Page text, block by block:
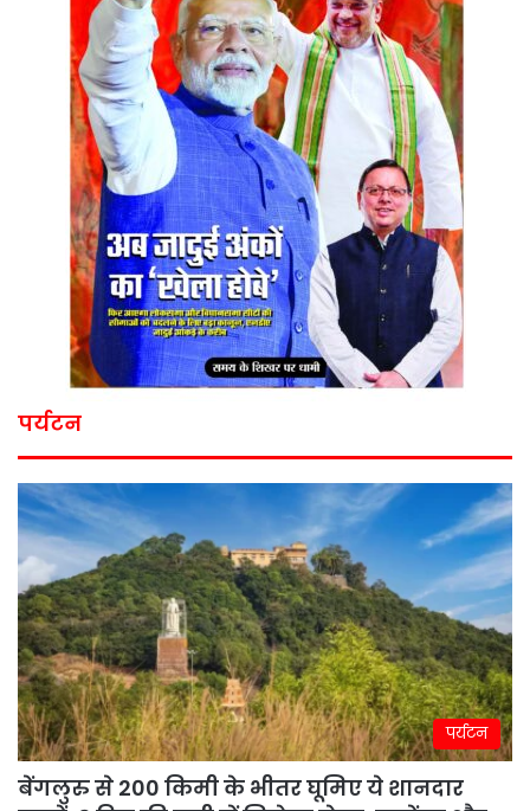
पर्यटन
पर्यटन
बेंगलुरु से 200 किमी के भीतर घूमिए ये शानदार